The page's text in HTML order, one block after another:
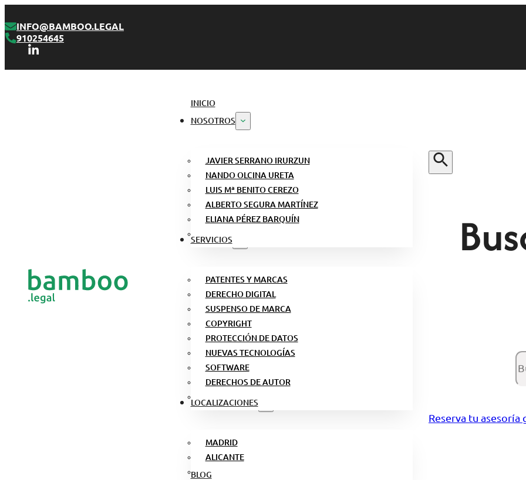
INFO@BAMBOO.LEGAL
910254645
INICIO
NOSOTROS
JAVIER SERRANO IRURZUN
NANDO OLCINA URETA
LUIS Mª BENITO CEREZO
ALBERTO SEGURA MARTÍNEZ
ELIANA PÉREZ BARQUÍN
SERVICIOS
PATENTES Y MARCAS
DERECHO DIGITAL
SUSPENSO DE MARCA
COPYRIGHT
PROTECCIÓN DE DATOS
NUEVAS TECNOLOGÍAS
SOFTWARE
DERECHOS DE AUTOR
LOCALIZACIONES
MADRID
ALICANTE
BLOG
Reserva tu asesoría